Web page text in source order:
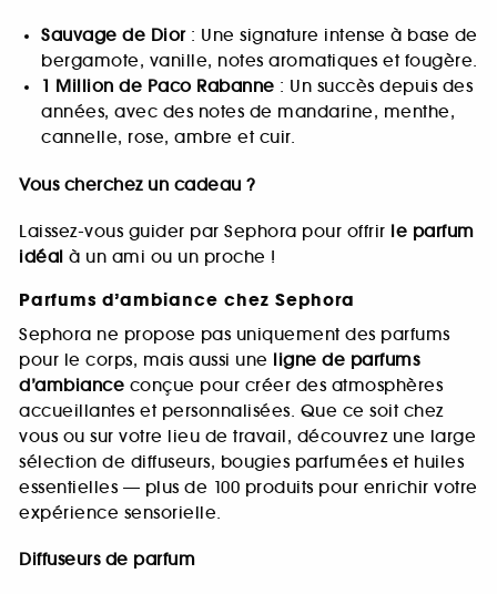
Sauvage de Dior: Une signature intense à base de
bergamote, vanille, notes aromatiques et fougère.
1 Million de Paco Rabanne : Un succès depuis des
années, avec des notes de mandarine, menthe,
cannelle, rose, ambre et cuir.
Vous cherchez un cadeau ?
Laissez-vous guider par Sephora pour offrir le parfum
idéal à un ami ou un proche !
Parfums d’ambiance chez Sephora
Sephora ne propose pas uniquement des parfums
pour le corps, mais aussi une ligne de parfums
d’ambiance conçue pour créer des atmosphères
accueillantes et personnalisées. Que ce soit chez
vous ou sur votre lieu de travail, découvrez une large
sélection de diffuseurs, bougies parfumées et huiles
essentielles — plus de 100 produits pour enrichir votre
expérience sensorielle.
Diffuseurs de parfum